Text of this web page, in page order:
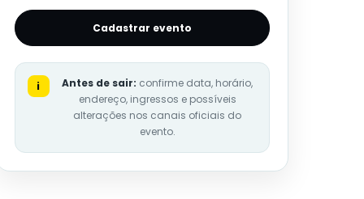
Cadastrar evento
i Antes de sair: confirme data, horário,
endereço, ingressos e possíveis
alterações nos canais oficiais do
evento.